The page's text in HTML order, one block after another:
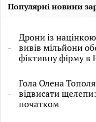
Популярні новини
Дрони із
вивів мільйони
фіктивну фірму в
Гола Олена
відвисати
початком